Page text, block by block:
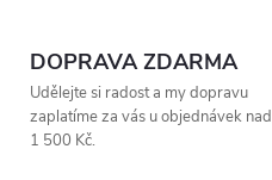
DOPRAVA ZDARMA
Udělejte si radost a my dopravu
zaplatíme za vás u objednávek nad
1 500 Kč.